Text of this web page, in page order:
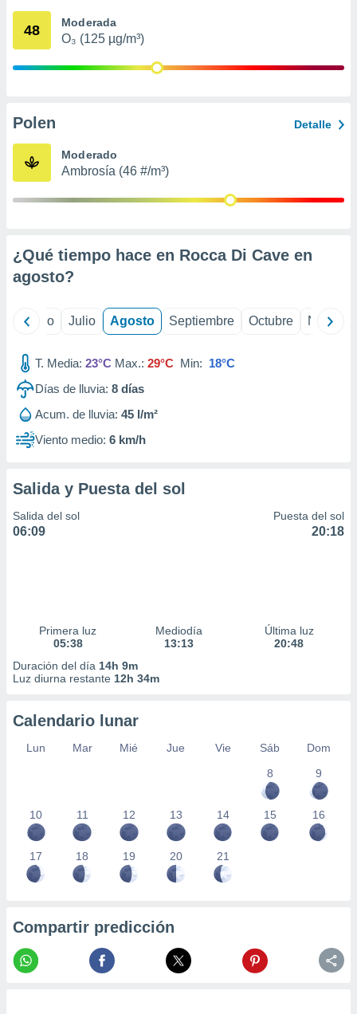
mediante
publicidad
de
48 Moderada
O₃ (125 µg/m³)
Polen Detalle
Moderado
Ambrosía (46 #/m³)
¿Qué tiempo hace en Rocca Di Cave en
agosto?
Junio Julio Agosto Septiembre Octubre
T. Media: 23°C Max.: 29°C Min: 18°C
Días de lluvia: 8 días
Acum. de lluvia: 45 l/m²
Viento medio: 6 km/h
Salida y Puesta del sol
Salida del sol
06:09
Puesta del sol
20:18
Primera luz
05:38
Mediodía
13:13
Última luz
20:48
Duración del día 14h 9m
Luz diurna restante 12h 34m
Calendario lunar
Lun Mar Mié Jue Vie Sáb
Dom
8
9
10 11 12 13 14 15 16
17 18 19 20 21
Compartir predicción